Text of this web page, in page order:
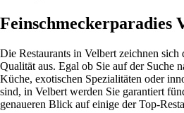
Feinschmeckerparadies
Die Restaurants in Velbert zeichnen
Qualität aus. Egal ob Sie auf der Suche
Küche, exotischen Spezialitäten oder
sind, in Velbert werden Sie garantiert
genaueren Blick auf einige der Top-